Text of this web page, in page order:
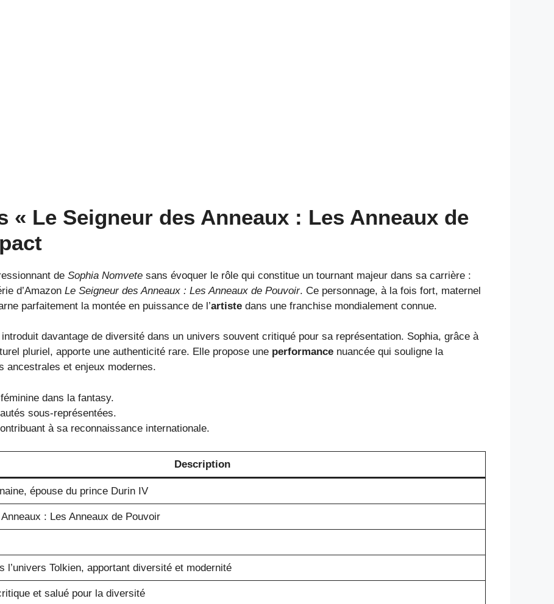
« Le Seigneur des Anneaux : Les Anneaux de
de Sophia Nomvete sans évoquer le rôle qui constitue un tournant majeur dans sa carrière :
d’Amazon Le Seigneur des Anneaux : Les Anneaux de Pouvoir. Ce personnage, à la fois fort, maternel
parfaitement la montée en puissance de l’artiste dans une franchise mondialement connue.
davantage de diversité dans un univers souvent critiqué pour sa représentation. Sophia, grâce à
pluriel, apporte une authenticité rare. Elle propose une performance nuancée qui souligne la
ancestrales et enjeux modernes.
dans la fantasy.
sous-représentées.
à sa reconnaissance internationale.
Description
épouse du prince Durin IV
: Les Anneaux de Pouvoir
l’univers Tolkien, apportant diversité et modernité
et salué pour la diversité